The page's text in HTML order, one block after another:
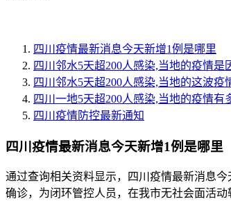
四川疫情最新消息今天新增1例是哪里
四川邻水5天超200人感染,当地的疫情是
四川邻水5天超200人感染,当地的这波疫
四川一地5天超200人感染,当地的疫情有
四川疫情防控最新通知
四川疫情最新消息今天新增1例是哪里
通过查询相关资料显示，四川疫情最新消息
确诊，为闭环管控人员，在我市无社会面活